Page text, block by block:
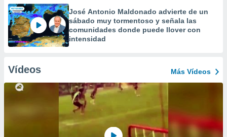
José Antonio Maldonado advierte de un
sábado muy tormentoso y señala las
comunidades donde puede llover con
intensidad
Vídeos Más Vídeos